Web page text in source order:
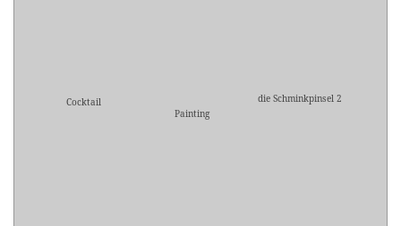
Cocktail
Painting
die Schminkpinsel 2